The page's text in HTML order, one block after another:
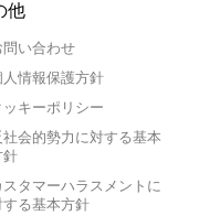
他
問い合わせ
人情報保護方針
ッキーポリシー
社会的勢力に対する基本
針
スタマーハラスメントに
する基本方針